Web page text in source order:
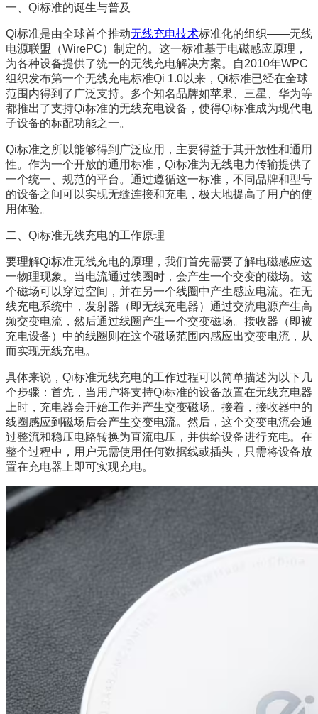
一、Qi标准的诞生与普及
Qi标准是由全球首个推动无线充电技术标准化的组织——无线
电源联盟（WirePC）制定的。这一标准基于电磁感应原理，
为各种设备提供了统一的无线充电解决方案。自2010年WPC
组织发布第一个无线充电标准Qi 1.0以来，Qi标准已经在全球
范围内得到了广泛支持。多个知名品牌如苹果、三星、华为等
都推出了支持Qi标准的无线充电设备，使得Qi标准成为现代电
子设备的标配功能之一。
Qi标准之所以能够得到广泛应用，主要得益于其开放性和通用
性。作为一个开放的通用标准，Qi标准为无线电力传输提供了
一个统一、规范的平台。通过遵循这一标准，不同品牌和型号
的设备之间可以实现无缝连接和充电，极大地提高了用户的使
用体验。
二、Qi标准无线充电的工作原理
要理解Qi标准无线充电的原理，我们首先需要了解电磁感应这
一物理现象。当电流通过线圈时，会产生一个交变的磁场。这
个磁场可以穿过空间，并在另一个线圈中产生感应电流。在无
线充电系统中，发射器（即无线充电器）通过交流电源产生高
频交变电流，然后通过线圈产生一个交变磁场。接收器（即被
充电设备）中的线圈则在这个磁场范围内感应出交变电流，从
而实现无线充电。
具体来说，Qi标准无线充电的工作过程可以简单描述为以下几
个步骤：首先，当用户将支持Qi标准的设备放置在无线充电器
上时，充电器会开始工作并产生交变磁场。接着，接收器中的
线圈感应到磁场后会产生交变电流。然后，这个交变电流会通
过整流和稳压电路转换为直流电压，并供给设备进行充电。在
整个过程中，用户无需使用任何数据线或插头，只需将设备放
置在充电器上即可实现充电。